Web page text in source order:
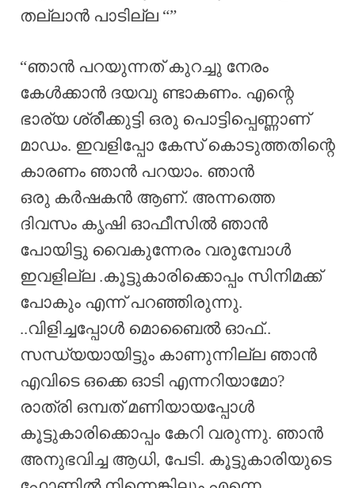
തല്ലാൻ പാടില്ല “”
“ഞാൻ പറയുന്നത് കുറച്ചു നേരം
കേൾക്കാൻ ദയവു ണ്ടാകണം. എന്റെ
ഭാര്യ ശ്രീക്കുട്ടി ഒരു പൊട്ടിപ്പെണ്ണാണ്
മാഡം. ഇവളിപ്പോ കേസ് കൊടുത്തതിന്റെ
കാരണം ഞാൻ പറയാം. ഞാൻ
ഒരു കർഷകൻ ആണ്. അന്നത്തെ
ദിവസം കൃഷി ഓഫീസിൽ ഞാൻ
പോയിട്ടു വൈകുന്നേരം വരുമ്പോൾ
ഇവളില്ല .കൂട്ടുകാരിക്കൊപ്പം സിനിമക്ക്
പോകും എന്ന് പറഞ്ഞിരുന്നു.
..വിളിച്ചപ്പോൾ മൊബൈൽ ഓഫ്..
സന്ധ്യയായിട്ടും കാണുന്നില്ല ഞാൻ
എവിടെ ഒക്കെ ഓടി എന്നറിയാമോ?
രാത്രി ഒമ്പത് മണിയായപ്പോൾ
കൂട്ടുകാരിക്കൊപ്പം കേറി വരുന്നു. ഞാൻ
അനുഭവിച്ച ആധി, പേടി. കൂട്ടുകാരിയുടെ